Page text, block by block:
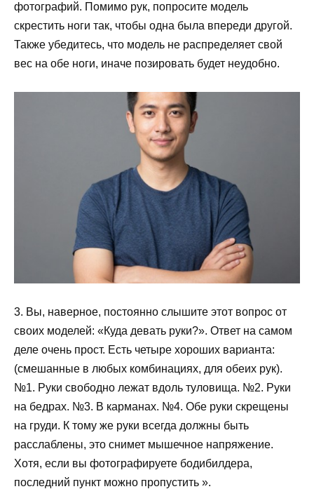
фотографий. Помимо рук, попросите модель
скрестить ноги так, чтобы одна была впереди другой.
Также убедитесь, что модель не распределяет свой
вес на обе ноги, иначе позировать будет неудобно.
3. Вы, наверное, постоянно слышите этот вопрос от
своих моделей: «Куда девать руки?». Ответ на самом
деле очень прост. Есть четыре хороших варианта:
(смешанные в любых комбинациях, для обеих рук).
№1. Руки свободно лежат вдоль туловища. №2. Руки
на бедрах. №3. В карманах. №4. Обе руки скрещены
на груди. К тому же руки всегда должны быть
расслаблены, это снимет мышечное напряжение.
Хотя, если вы фотографируете бодибилдера,
последний пункт можно пропустить ».